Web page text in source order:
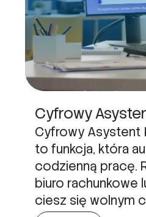
Cyfrowy
Cyfrowy Asystent
to funkcja, która
codzienną pracę.
biuro rachunkowe
ciesz się wolnym